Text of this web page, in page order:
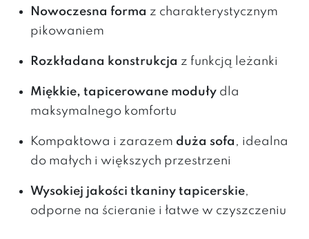
Nowoczesna forma z charakterystycznym
pikowaniem
Rozkładana konstrukcja z funkcją leżanki
Miękkie, tapicerowane moduły dla
maksymalnego komfortu
Kompaktowa i zarazem duża sofa , idealna
do małych i większych przestrzeni
Wysokiej jakości tkaniny tapicerskie,
odporne na ścieranie i łatwe w czyszczeniu